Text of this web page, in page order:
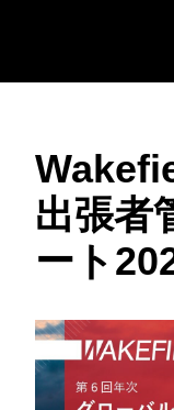
出張者
ート